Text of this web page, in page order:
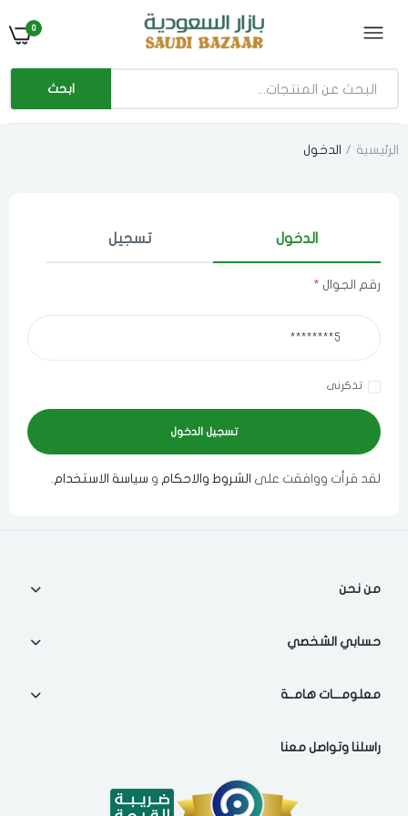
0
ابحث
الرئيسية الدخول
الدخول تسجيل
رقم الجوال *
تذكرنى
لقد قرأت ووافقت على الشروط والاحكام و سياسة الاستخدام.
من نحن
حسابي الشخصي
معلومـــات هامــة
راسلنا وتواصل معنا
اختر المدينة
فى حالة تغيير المدينة قد تفقد بعض او كل المنتجات التي تم اضافتها